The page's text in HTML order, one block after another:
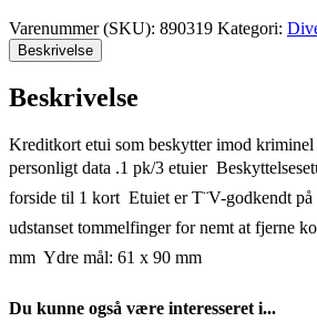
Varenummer (SKU): 890319 Kategori:
Beskrivelse
Beskrivelse
Kreditkort etui som beskytter imod
personligt data .1 pk/3 etuier 
forside til 1 kort  Etuiet er T¨V-godkendt
udstanset tommelfinger for nemt at fjerne
mm  Ydre mål: 61 x 90 mm
Du kunne også være interesseret i...